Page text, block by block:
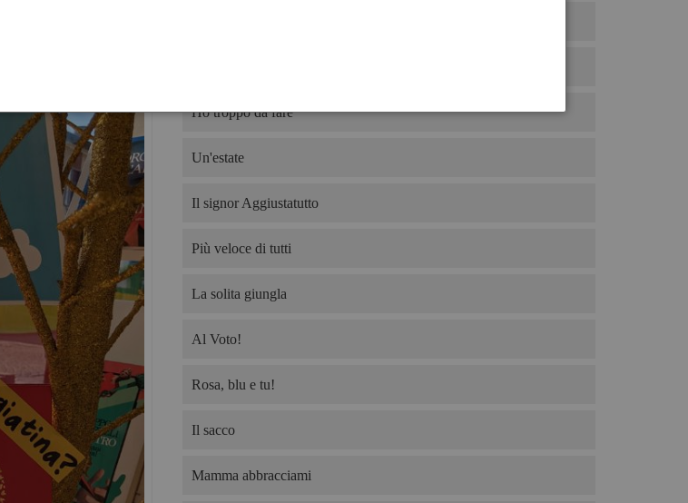
Ho troppo da fare
Un'estate
Il signor Aggiustatutto
Più veloce di tutti
La solita giungla
Al Voto!
Rosa, blu e tu!
Il sacco
Mamma abbracciami